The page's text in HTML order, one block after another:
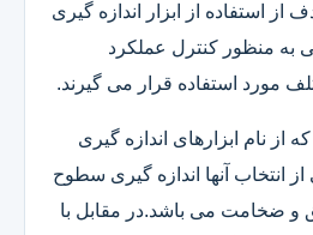
از استفاده از ابزار اندازه گیری
به منظور کنترل عملکرد
مورد استفاده قرار می گیرند.
از نام ابزارهای اندازه گیری
آنها اندازه گیری سطوح
و ضخامت می باشد.در مقابل با